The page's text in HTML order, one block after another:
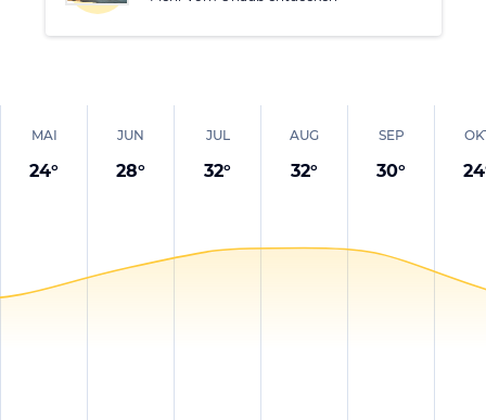
MAI
24°
JUN
28°
JUL
32°
AUG
32°
SEP
30° 24